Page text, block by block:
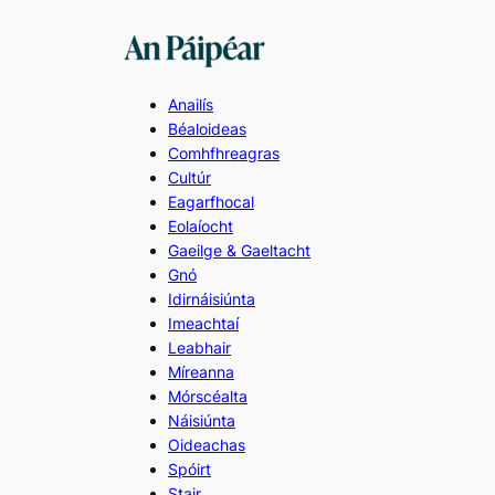
Anailís
Béaloideas
Comhfhreagras
Cultúr
Eagarfhocal
Eolaíocht
Gaeilge & Gaeltacht
Gnó
Idirnáisiúnta
Imeachtaí
Leabhair
Míreanna
Mórscéalta
Náisiúnta
Oideachas
Spóirt